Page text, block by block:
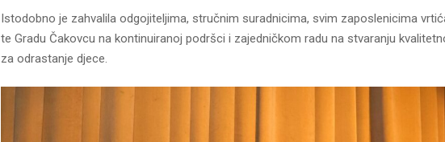
Istodobno je zahvalila odgojiteljima, stručnim suradnicima, svim zaposlenicima
te Gradu Čakovcu na kontinuiranoj podršci i zajedničkom radu na stvaranju
za odrastanje djece.